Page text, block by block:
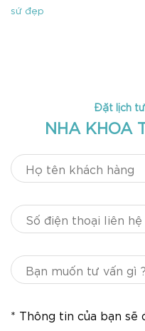
sứ đẹp
Đặt lịch
NHA KHOA
* Thông tin của bạn sẽ